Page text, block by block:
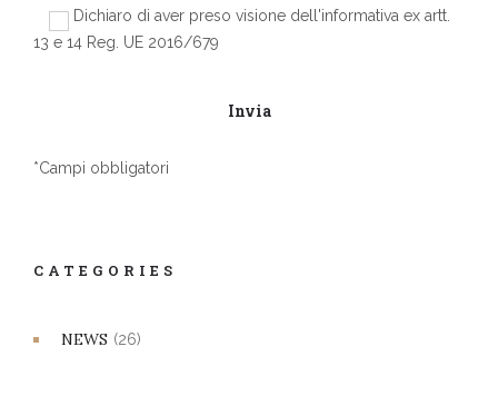
Dichiaro di aver preso visione dell'informativa ex artt.
13 e 14 Reg. UE 2016/679
*Campi obbligatori
CATEGORIES
NEWS (26)